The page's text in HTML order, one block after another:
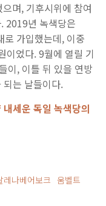
며, 기후시위에 참여
2019년 녹색당은
가입했는데, 이중
이었다. 9월에 열릴 기
이, 이틀 뒤 있을 연방
되는 날들이다.
내세운 독일 녹색당의
레나베어보크 움벨트